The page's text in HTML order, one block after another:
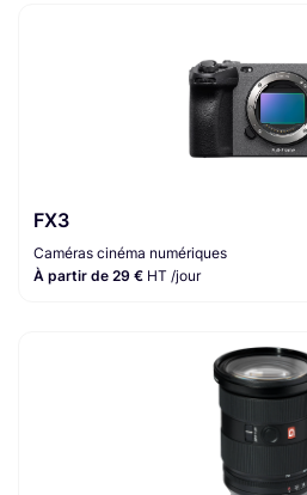
FX3
Caméras cinéma numériques
À partir de 29 € HT /jour